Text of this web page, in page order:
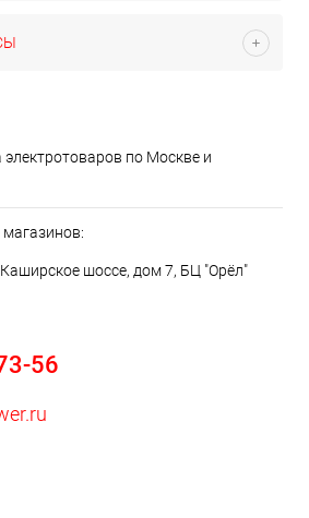
электротоваров по Москве и
шоссе, дом 7, БЦ "Орёл"
56